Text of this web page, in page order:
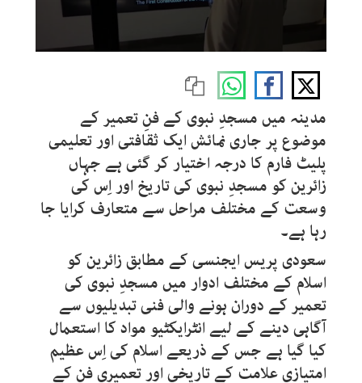
مدینہ میں مسجدِ نبوی کے فنِ تعمیر کے
موضوع پر جاری نمائش ایک ثقافتی اور تعلیمی
پلیٹ فارم کا درجہ اختیار کر گئی ہے جہاں
زائرین کو مسجدِ نبوی کی تاریخ اور اِس کی
وسعت کے مختلف مراحل سے متعارف کرایا جا
رہا ہے۔
سعودی پریس ایجنسی کے مطابق زائرین کو
اسلام کے مختلف ادوار میں مسجدِ نبوی کی
تعمیر کے دوران ہونے والی فنی تبدیلیوں سے
آگاہی دینے کے لیے انٹرایکٹیو مواد کا استعمال
کیا گیا ہے جس کے ذریعے اسلام کی اِس عظیم
امتیازی علامت کے تاریخی اور تعمیری فن کے